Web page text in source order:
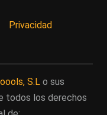
Privacidad
S.L o sus
todos los derechos